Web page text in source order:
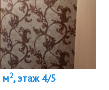
м2, этаж 4/5